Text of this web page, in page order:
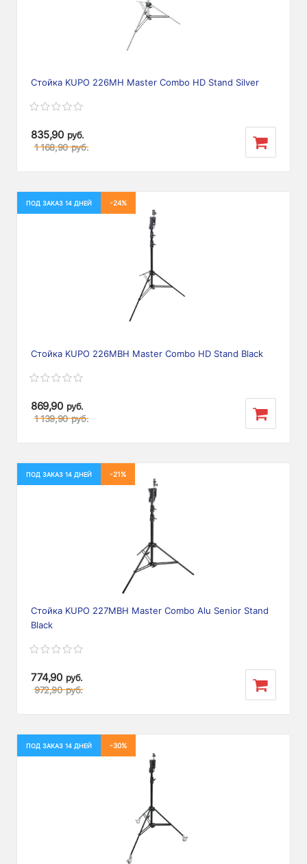
Стойка KUPO 226MH Master Combo HD Stand Silver
835,90 руб.
1 168,90 руб.
ПОД ЗАКАЗ 14 ДНЕЙ -24%
Стойка KUPO 226MBH Master Combo HD Stand Black
869,90 руб.
1 139,90 руб.
ПОД ЗАКАЗ 14 ДНЕЙ -21%
Стойка KUPO 227MBH Master Combo Alu Senior Stand
Black
774,90 руб.
972,90 руб.
ПОД ЗАКАЗ 14 ДНЕЙ -30%